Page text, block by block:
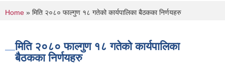
You are here
Home » मिति २०८० फाल्गुण १८ गतेको कार्यपालिका बैठकका निर्णयहरु
मिति २०८० फाल्गुण १८ गतेको कार्यपालिका
बैठकका निर्णयहरु